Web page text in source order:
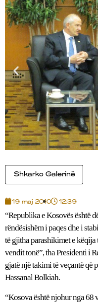
Shkarko Galerinë
19 maj 2010 12:39
“Republika e Kosovës është
rëndësishëm i paqes dhe i
të gjitha parashikimet e këqija
vendit tonë”, tha Presidenti i
gjatë një takimi të veçantë që
Hassanal Bolkiah.
“Kosova është njohur nga 68